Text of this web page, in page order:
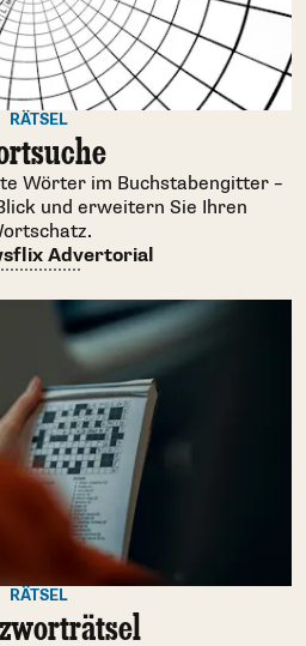
RÄTSEL
Wörter im Buchstabengitter –
und erweitern Sie Ihren
Advertorial
RÄTSEL